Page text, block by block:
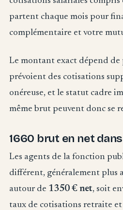
partent chaque mois pour
complémentaire et votre
Le montant exact dépend de
prévoient des cotisations
onéreuse, et le statut cadre
même brut peuvent donc se
1660 brut en net
Les agents de la fonction
différent, généralement plus
autour de 1350 € net, soit
taux de cotisations retraite